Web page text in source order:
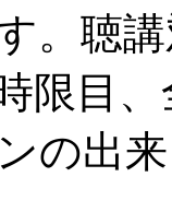
。聴
限目
の出